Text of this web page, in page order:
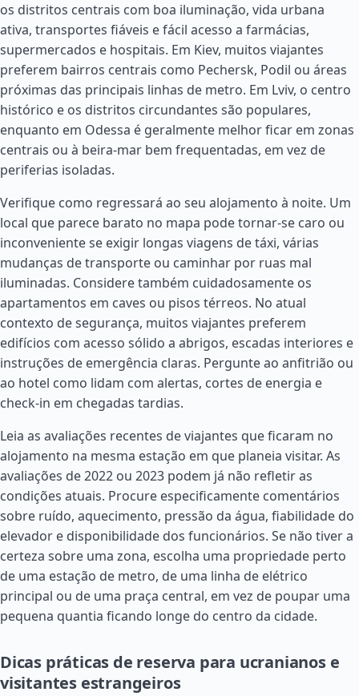
os distritos centrais com boa iluminação, vida urbana
ativa, transportes fiáveis e fácil acesso a farmácias,
supermercados e hospitais. Em Kiev, muitos viajantes
preferem bairros centrais como Pechersk, Podil ou áreas
próximas das principais linhas de metro. Em Lviv, o centro
histórico e os distritos circundantes são populares,
enquanto em Odessa é geralmente melhor ficar em zonas
centrais ou à beira-mar bem frequentadas, em vez de
periferias isoladas.
Verifique como regressará ao seu alojamento à noite. Um
local que parece barato no mapa pode tornar-se caro ou
inconveniente se exigir longas viagens de táxi, várias
mudanças de transporte ou caminhar por ruas mal
iluminadas. Considere também cuidadosamente os
apartamentos em caves ou pisos térreos. No atual
contexto de segurança, muitos viajantes preferem
edifícios com acesso sólido a abrigos, escadas interiores e
instruções de emergência claras. Pergunte ao anfitrião ou
ao hotel como lidam com alertas, cortes de energia e
check-in em chegadas tardias.
Leia as avaliações recentes de viajantes que ficaram no
alojamento na mesma estação em que planeia visitar. As
avaliações de 2022 ou 2023 podem já não refletir as
condições atuais. Procure especificamente comentários
sobre ruído, aquecimento, pressão da água, fiabilidade do
elevador e disponibilidade dos funcionários. Se não tiver a
certeza sobre uma zona, escolha uma propriedade perto
de uma estação de metro, de uma linha de elétrico
principal ou de uma praça central, em vez de poupar uma
pequena quantia ficando longe do centro da cidade.
Dicas práticas de reserva para ucranianos e
visitantes estrangeiros